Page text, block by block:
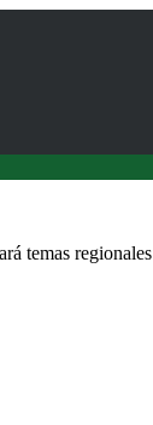
temas